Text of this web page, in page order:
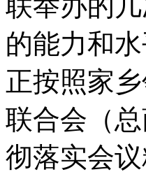
联举办的
的能力和
正按照家
联合会（
彻落实会